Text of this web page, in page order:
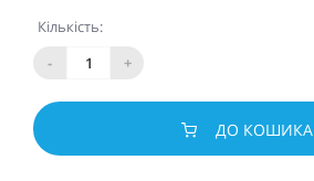
Кількість:
-
+
ДО КОШИКА